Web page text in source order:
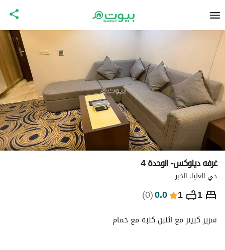
غرفه ديلوكس- الوحدة 4
حي العليا، الخبر
1
1
0.0
(
0
) ⃁
460 ليلة
التفاصيل الاماكن القريبة
سرير كبيىر مع اثنبن كنبه مع حمام